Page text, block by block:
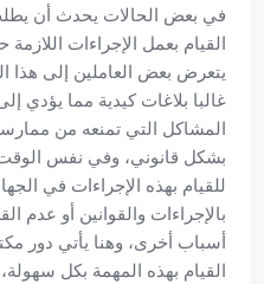
في بعض الحالات يحدث أن
القيام بعمل الإجراءات
يتعرض بعض العاملين إلى هذا
غالبا بلاغات كيدية مما يؤدي
المشاكل التي تمنعه من
بشكل قانوني، وفي نفس الوقت
للقيام بهذه الإجراءات في
بالإجراءات والقوانين أو عدم
أسباب أخرى، وهنا يأتي دور
القيام بهذه المهمة بكل